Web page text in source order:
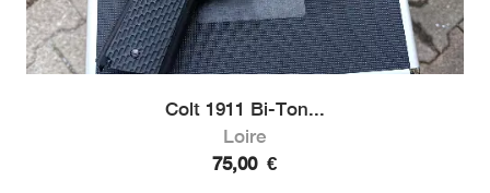
Colt 1911 Bi-Ton...
Loire
75,00 €